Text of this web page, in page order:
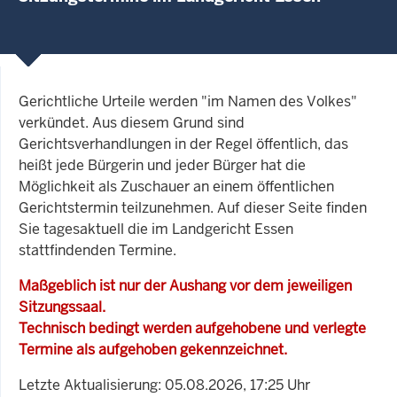
Gerichtliche Urteile werden "im Namen des Volkes"
verkündet. Aus diesem Grund sind
Gerichtsverhandlungen in der Regel öffentlich, das
heißt jede Bürgerin und jeder Bürger hat die
Möglichkeit als Zuschauer an einem öffentlichen
Gerichtstermin teilzunehmen. Auf dieser Seite finden
Sie tagesaktuell die im Landgericht Essen
stattfindenden Termine.
Maßgeblich ist nur der Aushang vor dem jeweiligen
Sitzungssaal.
Technisch bedingt werden aufgehobene und verlegte
Termine als aufgehoben gekennzeichnet.
Letzte Aktualisierung: 05.08.2026, 17:25 Uhr